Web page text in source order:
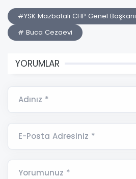
#YSK Mazbatalı CHP Genel Başkanı
# Buca Cezaevi
YORUMLAR
Adınız *
E-Posta Adresiniz *
Yorumunuz *